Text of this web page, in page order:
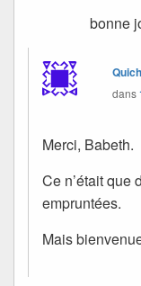
bonne
dans
Merci, Babeth.
Ce n’était que
empruntées.
Mais